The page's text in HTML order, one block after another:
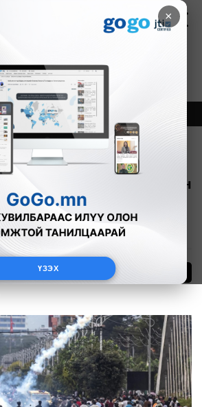
×
ҮЗЭХ
Зурхай
8.07
Шинэ
Монгол Улсын 6 иргэн
шашны сургуульд